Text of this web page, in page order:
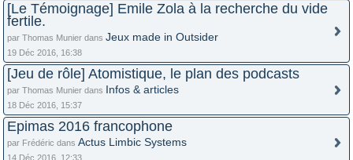
[Le Témoignage] Emile Zola à la recherche du vide
fertile.
par Thomas Munier dans Jeux made in Outsider
19 Déc 2016, 16:38
[Jeu de rôle] Atomistique, le plan des podcasts
par Thomas Munier dans Infos & articles
18 Déc 2016, 15:37
Epimas 2016 francophone
par Frédéric dans Actus Limbic Systems
14 Déc 2016, 12:33